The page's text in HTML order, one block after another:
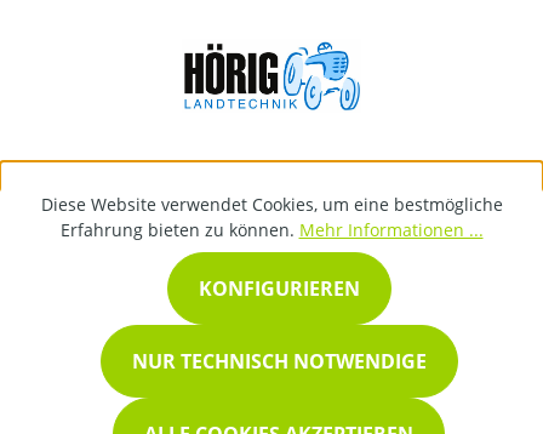
Diese Website verwendet Cookies, um eine bestmögliche
Erfahrung bieten zu können. Mehr Informationen ...
NUR TECHNISCH NOTWENDIGE
KONFIGURIEREN